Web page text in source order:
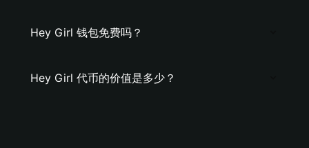
Hey Girl 钱包免费吗？
Hey Girl 代币的价值是多少？